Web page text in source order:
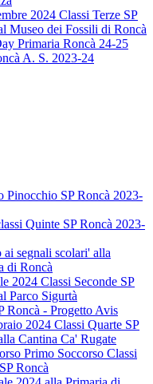
2024 Classi Terze SP
Museo dei Fossili di Roncà
Primaria Roncà 24-25
A. S. 2023-24
Pinocchio SP Roncà 2023-
Quinte SP Roncà 2023-
ai segnali scolari' alla
di Roncà
2024 Classi Seconde SP
Parco Sigurtà
Roncà - Progetto Avis
2024 Classi Quarte SP
Cantina Ca' Rugate
Primo Soccorso Classi
Roncà